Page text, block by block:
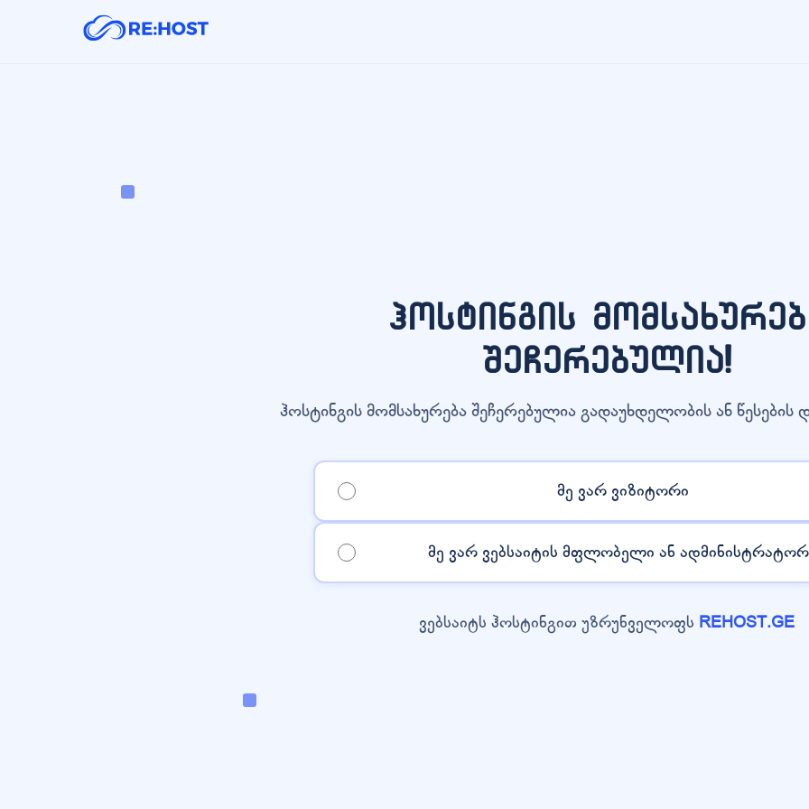
ჰოსტინგის
შეჩერებულია!
ჰოსტინგის მომსახურება შეჩერებულია გადაუხდელობის ან წესების
მე ვარ ვიზიტორი
მე ვარ ვებსაიტის მფლობელი ან
ვებსაიტს ჰოსტინგით უზრუნველოფს REHOST.GE